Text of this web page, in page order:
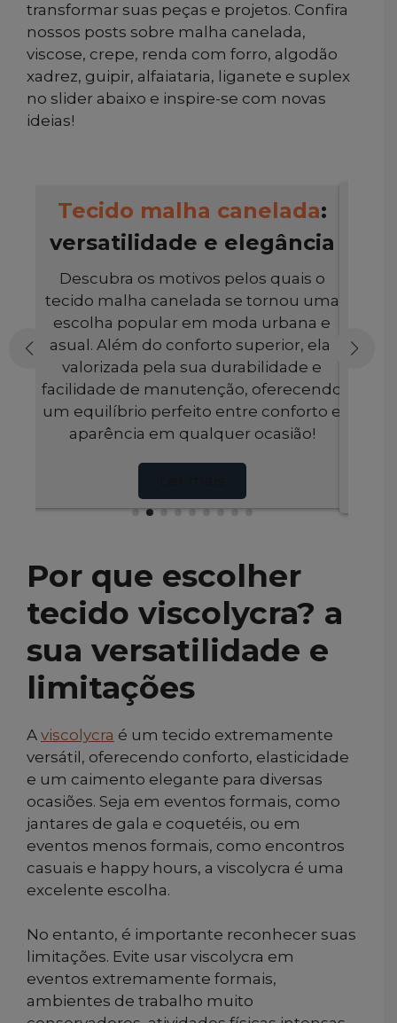
transformar suas peças e projetos. Confira
nossos posts sobre malha canelada,
viscose, crepe, renda com forro, algodão
xadrez, guipir, alfaiataria, liganete e suplex
no slider abaixo e inspire-se com novas
ideias!
Tecido malha canelada:
versatilidade e elegância
Descubra os motivos pelos quais o
tecido malha canelada se tornou uma
escolha popular em moda urbana e
casual. Além do conforto superior, ela é
valorizada pela sua durabilidade e
facilidade de manutenção, oferecendo
um equilíbrio perfeito entre conforto e
aparência em qualquer ocasião!
Por que escolher
tecido viscolycra? a
sua versatilidade e
limitações
A viscolycra é um tecido extremamente
versátil, oferecendo conforto, elasticidade
e um caimento elegante para diversas
ocasiões. Seja em eventos formais, como
jantares de gala e coquetéis, ou em
eventos menos formais, como encontros
casuais e happy hours, a viscolycra é uma
excelente escolha.
No entanto, é importante reconhecer suas
limitações. Evite usar viscolycra em
eventos extremamente formais,
ambientes de trabalho muito